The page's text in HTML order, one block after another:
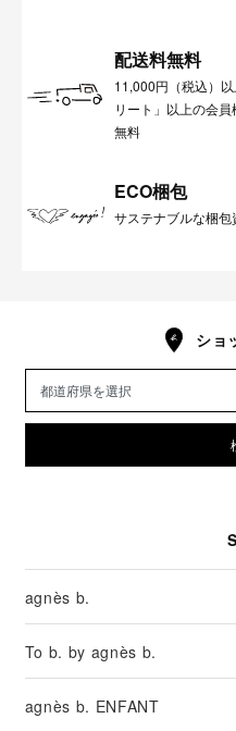
配送料無料
11,000円（税込）
リート」以上の会
無料
ECO梱包
サステナブルな梱
ショ
agnès b.
To b. by agnès b.
agnès b. ENFANT